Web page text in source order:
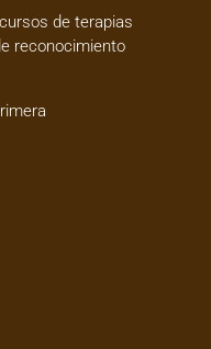
cursos de terapias
reconocimiento